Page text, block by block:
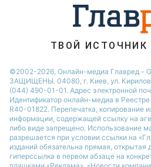
Новости Житомира
Новости Запорожья
ТВОЙ ИСТОЧНИК
©2002-2026, Онлайн-медиа Главред -
ЗАЩИЩЕНЫ. 04080, г. Киев, ул.
(044) 490-01-01. Адрес электронной
Идентификатор онлайн-медиа в
R40-01822. Перепечатка, копирование
информации, содержащей ссылку на
либо виде запрещено. Использование
разрешается при условии ссылки на
изданий обязательна прямая, открытая
гиперссылка в первом абзаце на